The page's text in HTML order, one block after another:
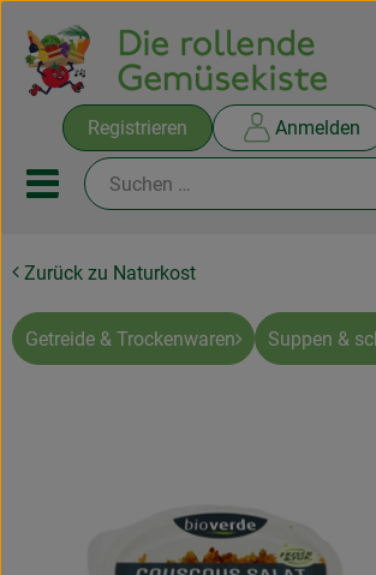
Registrieren Anmelden
Mobiles Menu
Ökokisten
Rezepte
Obst & Gemüse
Zurück zu Naturkost
Getreide & Trockenwaren Suppen &